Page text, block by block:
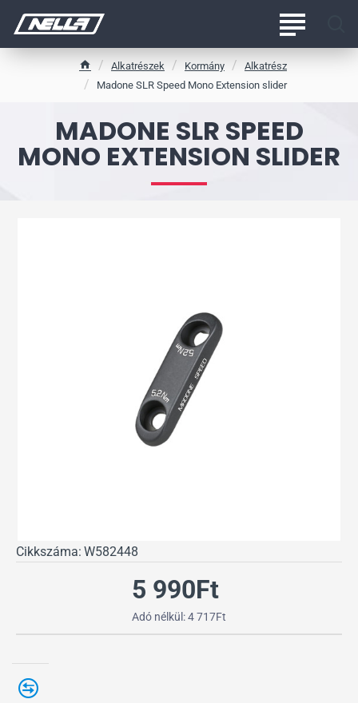
MADONE SLR SPEED
MONO EXTENSION SLIDER
h
o
e
Alkatrészek Kormány
Alkatrész
Madone SLR Speed Mono Extension slider
Cikkszáma: W582448
5 990Ft
Adó nélkül: 4 717Ft